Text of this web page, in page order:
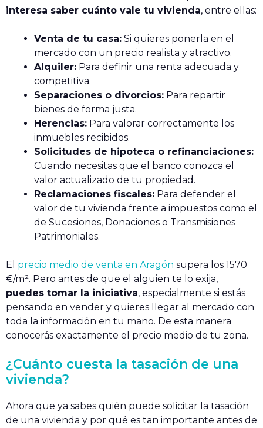
interesa saber cuánto vale tu vivienda, entre ellas:
Venta de tu casa: Si quieres ponerla en el
mercado con un precio realista y atractivo.
Alquiler: Para definir una renta adecuada y
competitiva.
Separaciones o divorcios: Para repartir
bienes de forma justa.
Herencias: Para valorar correctamente los
inmuebles recibidos.
Solicitudes de hipoteca o refinanciaciones:
Cuando necesitas que el banco conozca el
valor actualizado de tu propiedad.
Reclamaciones fiscales: Para defender el
valor de tu vivienda frente a impuestos como el
de Sucesiones, Donaciones o Transmisiones
Patrimoniales.
El precio medio de venta en Aragón supera los 1570
€/m². Pero antes de que el alguien te lo exija,
puedes tomar la iniciativa, especialmente si estás
pensando en vender y quieres llegar al mercado con
toda la información en tu mano. De esta manera
conocerás exactamente el precio medio de tu zona.
¿Cuánto cuesta la tasación de una
vivienda?
Ahora que ya sabes quién puede solicitar la tasación
de una vivienda y por qué es tan importante antes de